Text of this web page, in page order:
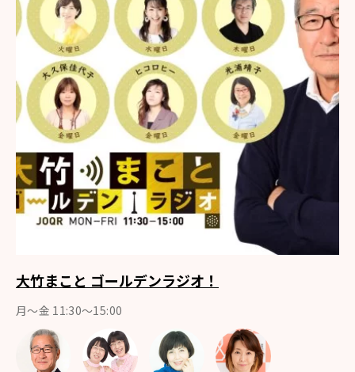
大竹まこと ゴールデンラジオ！
月〜金 11:30～15:00